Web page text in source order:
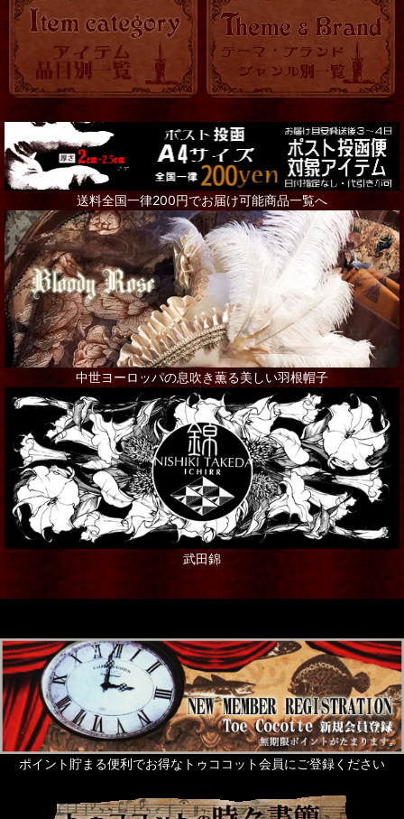
送料全国一律200円でお届け可能商品一覧へ
中世ヨーロッパの息吹き薫る美しい羽根帽子
武田錦
ポイント貯まる便利でお得なトゥココット会員にご登録ください